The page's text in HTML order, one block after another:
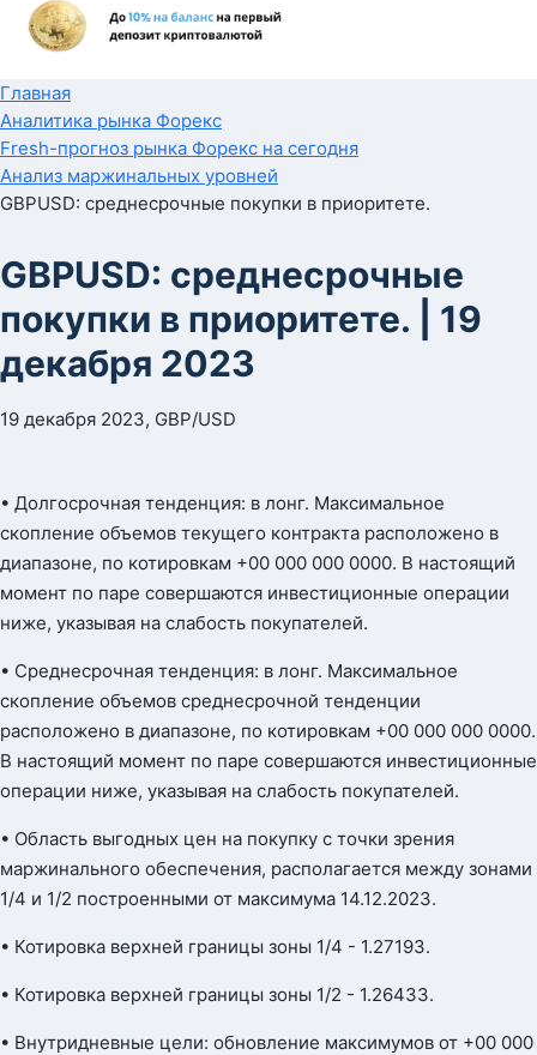
Главная
Аналитика рынка Форекс
Fresh-прогноз рынка Форекс на сегодня
Анализ маржинальных уровней
GBPUSD: среднесрочные покупки в приоритете.
GBPUSD: среднесрочные
покупки в приоритете. | 19
декабря 2023
19 декабря 2023, GBP/USD
• Долгосрочная тенденция: в лонг. Максимальное
скопление объемов текущего контракта расположено в
диапазоне, по котировкам +00 000 000 0000. В настоящий
момент по паре совершаются инвестиционные операции
ниже, указывая на слабость покупателей.
• Среднесрочная тенденция: в лонг. Максимальное
скопление объемов среднесрочной тенденции
расположено в диапазоне, по котировкам +00 000 000 0000.
В настоящий момент по паре совершаются инвестиционные
операции ниже, указывая на слабость покупателей.
• Область выгодных цен на покупку с точки зрения
маржинального обеспечения, располагается между зонами
1/4 и 1/2 построенными от максимума 14.12.2023.
• Котировка верхней границы зоны 1/4 - 1.27193.
• Котировка верхней границы зоны 1/2 - 1.26433.
• Внутридневные цели: обновление максимумов от +00 000